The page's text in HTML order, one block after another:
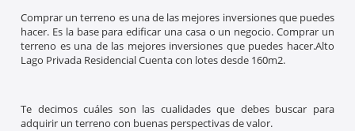
Comprar un terreno es una de las mejores inversiones que puedes
hacer. Es la base para edificar una casa o un negocio. Comprar un
terreno es una de las mejores inversiones que puedes hacer.Alto
Lago Privada ResidencialCuenta con lotes desde 160m2.
Te decimos cuáles son las cualidades que debes buscar para
adquirir un terreno con buenas perspectivas de valor.